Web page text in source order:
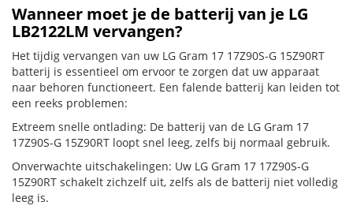
Wanneer moet je de batterij van je LG
LB2122LM vervangen?
Het tijdig vervangen van uw LG Gram 17 17Z90S-G 15Z90RT
batterij is essentieel om ervoor te zorgen dat uw apparaat
naar behoren functioneert. Een falende batterij kan leiden tot
een reeks problemen:
Extreem snelle ontlading: De batterij van de LG Gram 17
17Z90S-G 15Z90RT loopt snel leeg, zelfs bij normaal gebruik.
Onverwachte uitschakelingen: Uw LG Gram 17 17Z90S-G
15Z90RT schakelt zichzelf uit, zelfs als de batterij niet volledig
leeg is.